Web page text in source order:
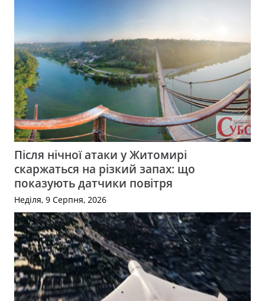
Після нічної атаки у Житомирі
скаржаться на різкий запах: що
показують датчики повітря
Неділя, 9 Серпня, 2026